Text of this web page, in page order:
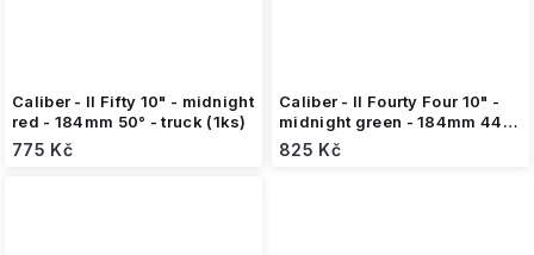
Caliber - II Fifty 10" - midnight
red - 184mm 50° - truck (1ks)
775 Kč
Caliber - II Fourty Four 10" -
midnight green - 184mm 44° -
truck (1ks)
825 Kč